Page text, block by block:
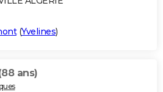
(Yvelines)
ans)